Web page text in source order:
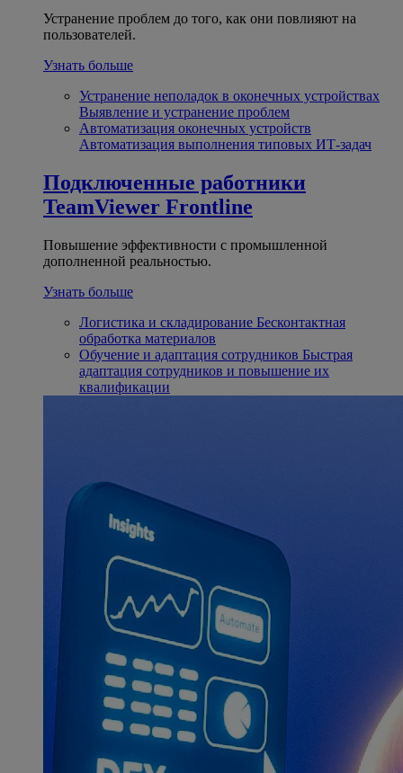
Устранение проблем до того, как они повлияют на
пользователей.
Узнать больше
Устранение неполадок в оконечных устройствах
Выявление и устранение проблем
Автоматизация оконечных устройств
Автоматизация выполнения типовых ИТ-задач
Подключенные работники
TeamViewer Frontline
Повышение эффективности с промышленной
дополненной реальностью.
Узнать больше
Логистика и складирование Бесконтактная
обработка материалов
Обучение и адаптация сотрудников Быстрая
адаптация сотрудников и повышение их
квалификации